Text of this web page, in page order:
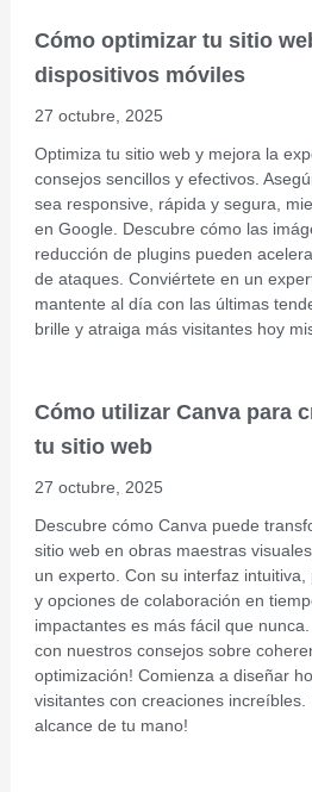
Cómo optimizar tu sitio
dispositivos móviles
27 octubre, 2025
Optimiza tu sitio web y mejora la
consejos sencillos y efectivos.
sea responsive, rápida y segura,
en Google. Descubre cómo las
reducción de plugins pueden
de ataques. Conviértete en un
mantente al día con las últimas
brille y atraiga más visitantes hoy
Cómo utilizar Canva para
tu sitio web
27 octubre, 2025
Descubre cómo Canva puede
sitio web en obras maestras
un experto. Con su interfaz
y opciones de colaboración en
impactantes es más fácil que
con nuestros consejos sobre
optimización! Comienza a diseñar
visitantes con creaciones increíbles.
alcance de tu mano!